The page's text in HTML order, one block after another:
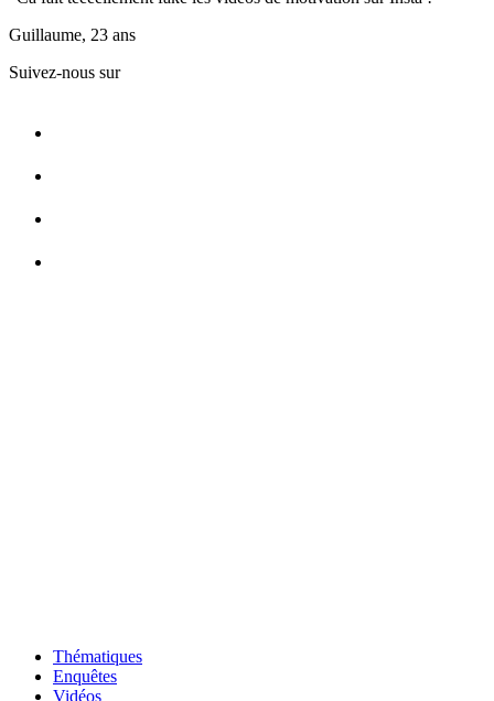
Guillaume, 23 ans
Suivez-nous sur
Thématiques
Enquêtes
Vidéos